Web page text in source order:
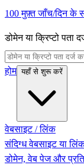
100 मुफ़्त जाँच/दिन के
डोमेन या क्रिप्टो पता
होम यहाँ से शुरू करें
वेबसाइट / लिंक
संदिग्ध वेबसाइट या
डोमेन, वेब पेज और